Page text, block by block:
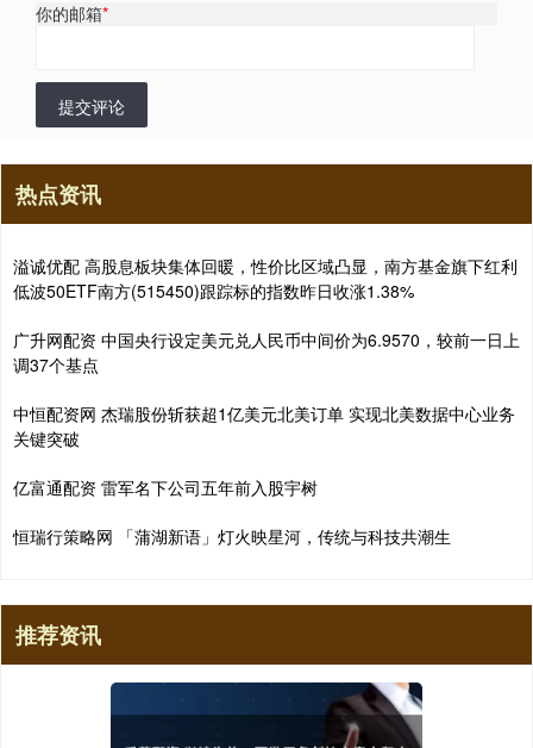
你的邮箱*
提交评论
热点资讯
溢诚优配 高股息板块集体回暖，性价比区域凸显，南方基金旗下红利
低波50ETF南方(515450)跟踪标的指数昨日收涨1.38%
广升网配资 中国央行设定美元兑人民币中间价为6.9570，较前一日上
调37个基点
中恒配资网 杰瑞股份斩获超1亿美元北美订单 实现北美数据中心业务
关键突破
亿富通配资 雷军名下公司五年前入股宇树
恒瑞行策略网 「蒲湖新语」灯火映星河，传统与科技共潮生
推荐资讯